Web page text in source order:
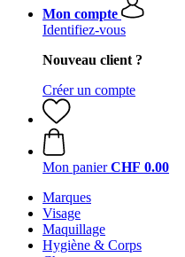
Mon compte
Identifiez-vous
Nouveau client ?
Créer un compte
Mon panier CHF 0.00
Marques
Visage
Maquillage
Hygiène & Corps